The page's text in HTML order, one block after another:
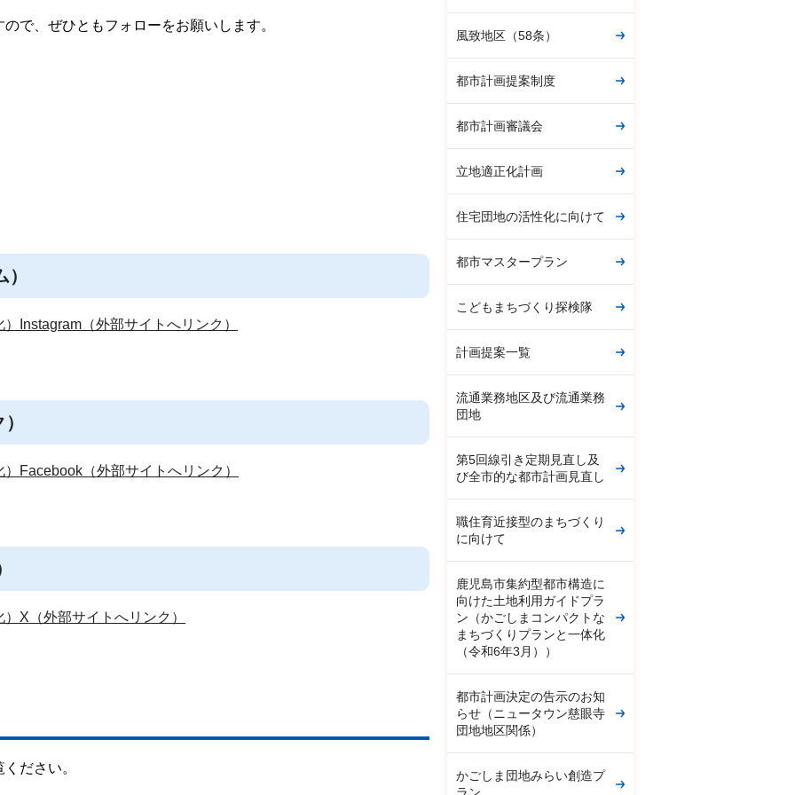
で、ぜひともフォローをお願いします。
Instagram（外部サイトへリンク）
Facebook（外部サイトへリンク）
X（外部サイトへリンク）
ださい。
風致地区（58条）
都市計画提案制度
都市計画審議会
立地適正化計画
住宅団地の活性化に向けて
都市マスタープラン
こどもまちづくり探検隊
計画提案一覧
流通業務地区及び流通業務
団地
第5回線引き定期見直し及
び全市的な都市計画見直し
職住育近接型のまちづくり
に向けて
鹿児島市集約型都市構造に
向けた土地利用ガイドプラ
ン（かごしまコンパクトな
まちづくりプランと一体化
（令和6年3月））
都市計画決定の告示のお知
らせ（ニュータウン慈眼寺
団地地区関係）
かごしま団地みらい創造プ